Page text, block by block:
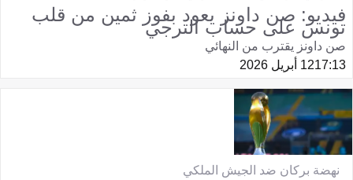
فيديو: صن داونز يعود بفوز ثمين من قلب
تونس على حساب الترجي
صن داونز يقترب من النهائي
17:1312 أبريل 2026
نهضة بركان ضد الجيش الملكي